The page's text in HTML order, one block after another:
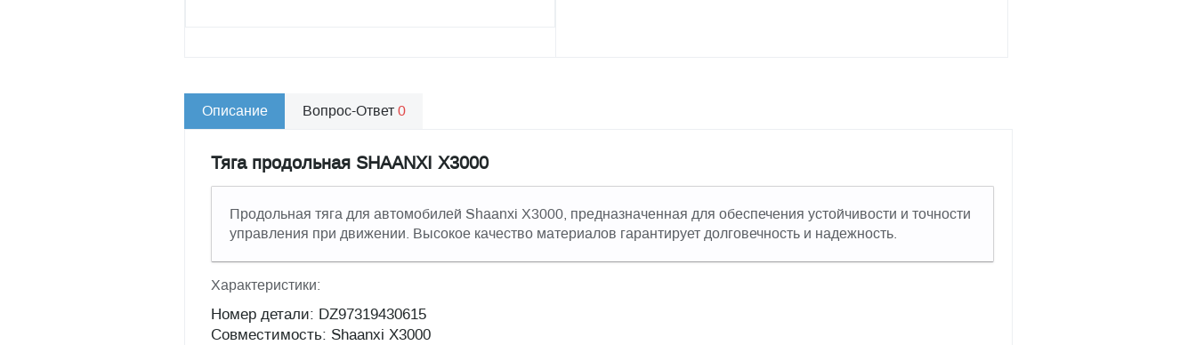
Описание Вопрос-Ответ0
Тяга продольная SHAANXI X3000
Продольная тяга для автомобилей Shaanxi X3000, предназначенная для обеспечения устойчивости и точности
управления при движении. Высокое качество материалов гарантирует долговечность и надежность.
Характеристики:
Номер детали: DZ97319430615
Совместимость: Shaanxi X3000